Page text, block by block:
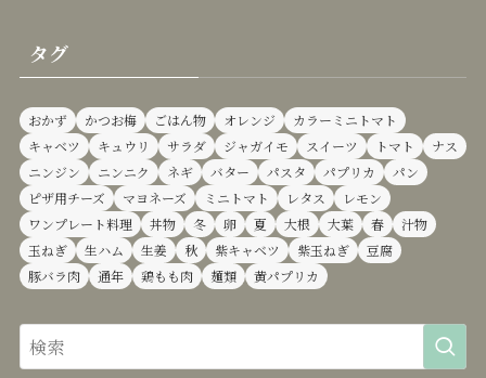
タグ
おかず かつお梅 ごはん物 オレンジ
カラーミニトマト
キャベツ
キュウリ サラダ ジャガイモ スイーツ トマト
ナス
ニンジン
ニンニク ネギ バター パスタ パプリカ
パン
ピザ用チーズ
マヨネーズ ミニトマト レタス
レモン
ワンプレート料理
丼物 冬 卵 夏 大根 大葉 春
汁物
玉ねぎ
生ハム 生姜 秋 紫キャベツ 紫玉ねぎ
豆腐
豚バラ肉
通年 鶏もも肉 麺類 黄パプリカ